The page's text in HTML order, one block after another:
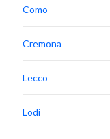
Como
Cremona
Lecco
Lodi